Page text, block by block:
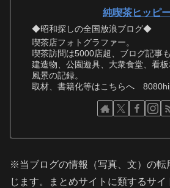
純喫茶ヒッピ
◆昭和探しの全国放浪ブログ◆
喫茶店フォトグラファー。
喫茶訪問は5000店超、ブログ記事
建造物、公園遊具、大衆食堂、看
風景の記録。
取材、書籍化等はこちらへ
※当ブログの情報（写真、文）の転
じます。まとめサイトに類するサイ